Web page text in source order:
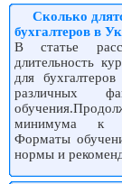
Сколько
бухгалтеров в
В статье
длительность
для
различных
минимума к
Форматы
нормы и